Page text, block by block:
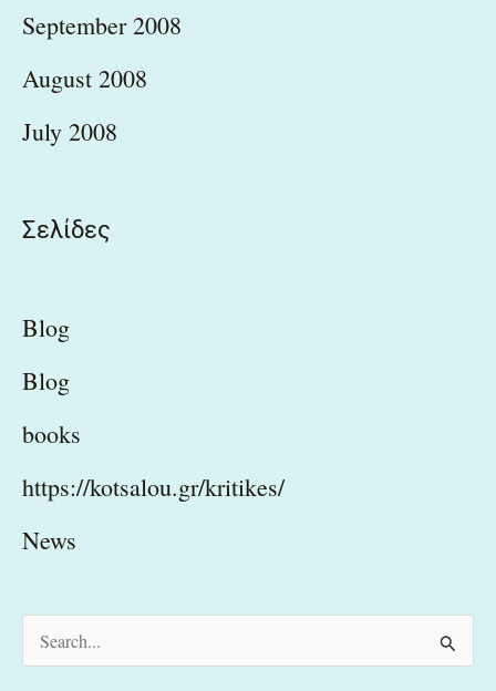
September 2008
August 2008
July 2008
Σελίδες
Blog
Blog
books
https://kotsalou.gr/kritikes/
News